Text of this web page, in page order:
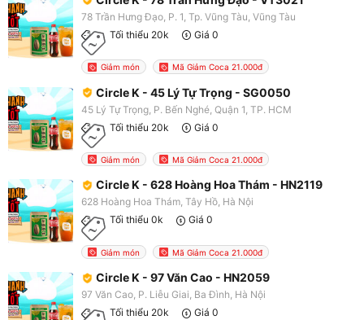
78 Trần Hưng Đạo, P. 1, Tp. Vũng Tàu, Vũng Tàu
Tối thiểu 20k
Giá 0
Giảm món Mã Giảm Coca 21.000đ
Circle K - 45 Lý Tự Trọng - SG0050
45 Lý Tự Trọng, P. Bến Nghé, Quận 1, TP. HCM
Tối thiểu 20k
Giá 0
Giảm món Mã Giảm Coca 21.000đ
Circle K - 628 Hoàng Hoa Thám - HN2119
628 Hoàng Hoa Thám, Tây Hồ, Hà Nội
Tối thiểu 0k
Giá 0
Giảm món Mã Giảm Coca 21.000đ
Circle K - 97 Văn Cao - HN2059
97 Văn Cao, P. Liễu Giai, Ba Đình, Hà Nội
Tối thiểu 20k
Giá 0